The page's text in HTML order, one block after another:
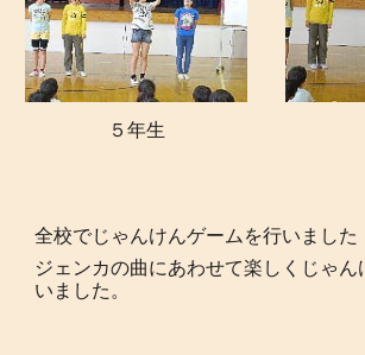
５年生
全校でじゃんけんゲームを行いました
ジェンカの曲にあわせて楽しくじゃ
いました。